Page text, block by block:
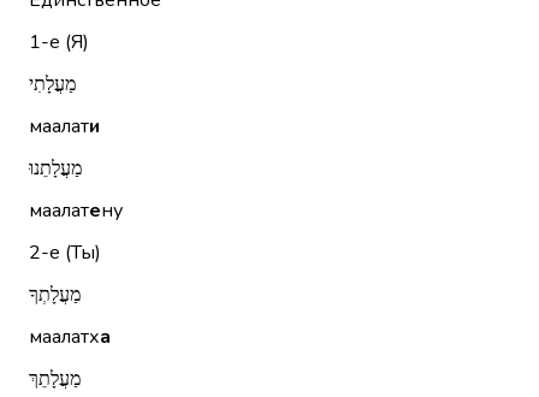
1-е (Я)
מַעֲלָתִי
маалати
מַעֲלָתֵנוּ
маалатену
2-е (Ты)
מַעֲלָתְךָ
маалатха
מַעֲלָתֵךְ